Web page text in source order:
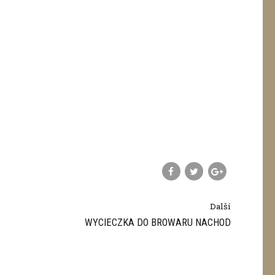
Další
WYCIECZKA DO BROWARU NACHOD